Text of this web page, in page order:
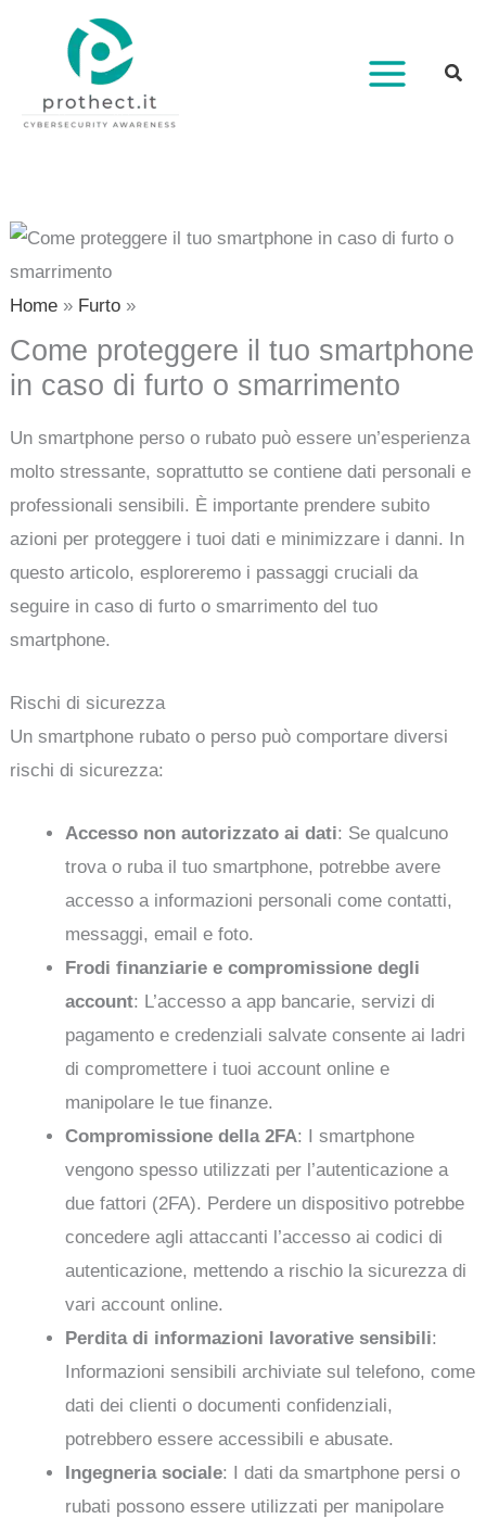
contenuto
Home Furto
Come proteggere il tuo smartphone
in caso di furto o smarrimento
Un smartphone perso o rubato può essere un’esperienza
molto stressante, soprattutto se contiene dati personali e
professionali sensibili. È importante prendere subito
azioni per proteggere i tuoi dati e minimizzare i danni. In
questo articolo, esploreremo i passaggi cruciali da
seguire in caso di furto o smarrimento del tuo
smartphone.
Rischi di sicurezza
Un smartphone rubato o perso può comportare diversi
rischi di sicurezza:
Accesso non autorizzato ai dati: Se qualcuno
trova o ruba il tuo smartphone, potrebbe avere
accesso a informazioni personali come contatti,
messaggi, email e foto.
Frodi finanziarie e compromissione degli
account: L’accesso a app bancarie, servizi di
pagamento e credenziali salvate consente ai ladri
di compromettere i tuoi account online e
manipolare le tue finanze.
Compromissione della 2FA: I smartphone
vengono spesso utilizzati per l’autenticazione a
due fattori (2FA). Perdere un dispositivo potrebbe
concedere agli attaccanti l’accesso ai codici di
autenticazione, mettendo a rischio la sicurezza di
vari account online.
Perdita di informazioni lavorative sensibili:
Informazioni sensibili archiviate sul telefono, come
dati dei clienti o documenti confidenziali,
potrebbero essere accessibili e abusate.
Ingegneria sociale: I dati da smartphone persi o
rubati possono essere utilizzati per manipolare